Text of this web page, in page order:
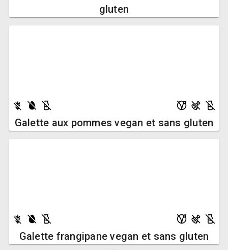
gluten
Galette aux pommes vegan et sans gluten
Galette frangipane vegan et sans gluten